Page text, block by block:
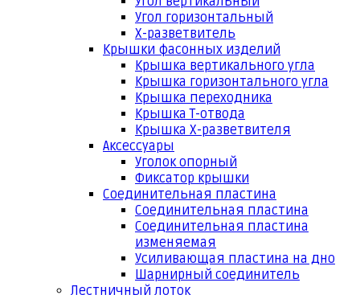
Угол горизонтальный
Х-разветвитель
Крышки фасонных изделий
Крышка вертикального угла
Крышка горизонтального угла
Крышка переходника
Крышка Т-отвода
Крышка Х-разветвителя
Аксессуары
Уголок опорный
Фиксатор крышки
Соединительная пластина
Соединительная пластина
Соединительная пластина
изменяемая
Усиливающая пластина на дно
Шарнирный соединитель
Лестничный лоток